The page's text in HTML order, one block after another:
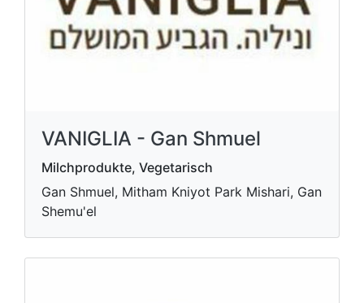
VANIGLIA - Gan Shmuel
Milchprodukte, Vegetarisch
Gan Shmuel, Mitham Kniyot Park Mishari, Gan
Shemu'el